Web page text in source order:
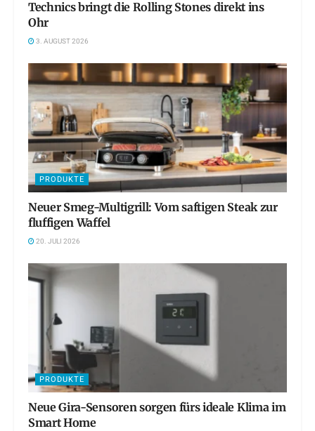
Technics bringt die Rolling Stones direkt ins
Ohr
3. AUGUST 2026
PRODUKTE
Neuer Smeg-Multigrill: Vom saftigen Steak zur
fluffigen Waffel
20. JULI 2026
PRODUKTE
Neue Gira-Sensoren sorgen fürs ideale Klima im
Smart Home